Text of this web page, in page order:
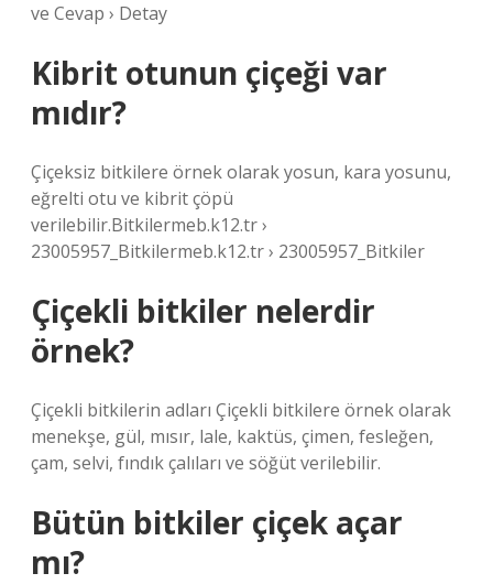
ve Cevap › Detay
Kibrit otunun çiçeği var
mıdır?
Çiçeksiz bitkilere örnek olarak yosun, kara yosunu,
eğrelti otu ve kibrit çöpü
verilebilir.Bitkilermeb.k12.tr ›
23005957_Bitkilermeb.k12.tr › 23005957_Bitkiler
Çiçekli bitkiler nelerdir
örnek?
Çiçekli bitkilerin adları Çiçekli bitkilere örnek olarak
menekşe, gül, mısır, lale, kaktüs, çimen, fesleğen,
çam, selvi, fındık çalıları ve söğüt verilebilir.
Bütün bitkiler çiçek açar
mı?